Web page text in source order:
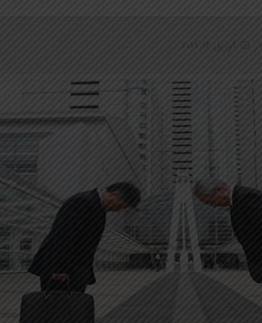
در آوریل 14, 2021